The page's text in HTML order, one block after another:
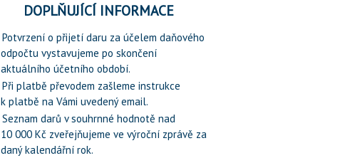
DOPLŇUJÍCÍ INFORMACE
Potvrzení o přijetí daru za účelem daňového
odpočtu vystavujeme po skončení
aktuálního účetního období.
Při platbě převodem zašleme instrukce
k platbě na Vámi uvedený email.
Seznam darů v souhrnné hodnotě nad
10 000 Kč zveřejňujeme ve výroční zprávě za
daný kalendářní rok.